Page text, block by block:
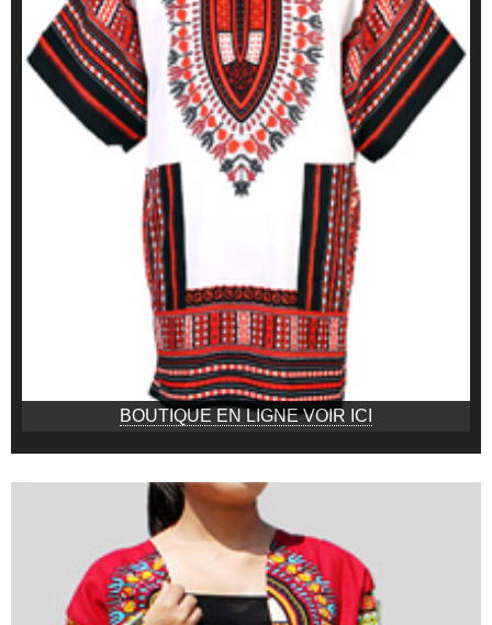
BOUTIQUE EN LIGNE VOIR ICI